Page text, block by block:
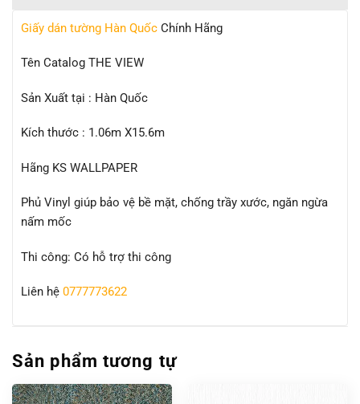
Giấy dán tường Hàn Quốc Chính Hãng
Tên Catalog THE VIEW
Sản Xuất tại : Hàn Quốc
Kích thước : 1.06m X15.6m
Hãng KS WALLPAPER
Phủ Vinyl giúp bảo vệ bề mặt, chống trầy xước, ngăn ngừa
nấm mốc
Thi công: Có hỗ trợ thi công
Liên hệ 0777773622
Sản phẩm tương tự